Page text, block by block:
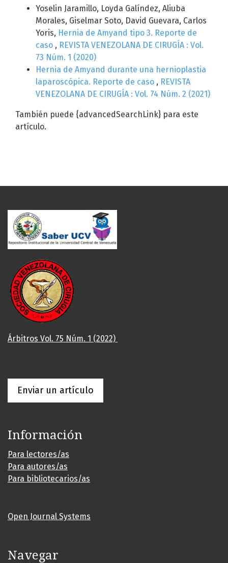
Yoselin Jaramillo, Loyda Galíndez, Aliuba
Morales, Giselmar Soto, David Guevara, Carlos
Yoris, Hernia de Amyand tipo 3. Reporte de
caso , REVISTA VENEZOLANA DE CIRUGÍA : Vol.
73 Núm. 1 (2020)
Hernia de Amyand durante una hernioplastia
laparoscópica. Reporte de caso , REVISTA
VENEZOLANA DE CIRUGÍA : Vol. 74 Núm. 2 (2021)
También puede {advancedSearchLink} para este
artículo.
Árbitros Vol. 75 Núm. 1 (2022)
Enviar un artículo
Información
Para lectores/as
Para autores/as
Para bibliotecarios/as
Open Journal Systems
Navegar